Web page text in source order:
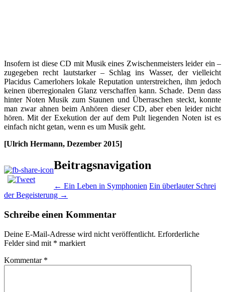
Insofern ist diese CD mit Musik eines Zwischenmeisters leider ein –
zugegeben recht lautstarker – Schlag ins Wasser, der vielleicht
Placidus Camerlohers lokale Reputation unterstreichen, ihm jedoch
keinen überregionalen Glanz verschaffen kann. Schade. Denn dass
hinter Noten Musik zum Staunen und Überraschen steckt, konnte
man zwar ahnen beim Anhören dieser CD, aber eben leider nicht
hören. Mit der Exekution der auf dem Pult liegenden Noten ist es
einfach nicht getan, wenn es um Musik geht.
[Ulrich Hermann, Dezember 2015]
Beitragsnavigation
← Ein Leben in Symphonien Ein überlauter Schrei
der Begeisterung →
Schreibe einen Kommentar
Deine E-Mail-Adresse wird nicht veröffentlicht. Erforderliche
Felder sind mit * markiert
Kommentar *